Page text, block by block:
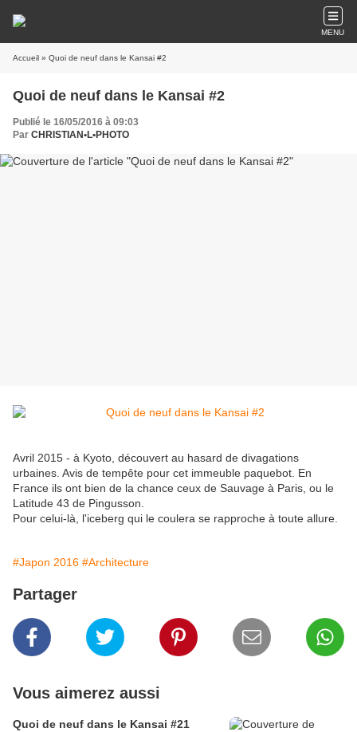
MENU
Accueil » Quoi de neuf dans le Kansai #2
Quoi de neuf dans le Kansai #2
Publié le 16/05/2016 à 09:03
Par CHRISTIAN•L•PHOTO
Avril 2015 - à Kyoto, découvert au hasard de divagations
urbaines. Avis de tempête pour cet immeuble paquebot. En
France ils ont bien de la chance ceux de Sauvage à Paris, ou le
Latitude 43 de Pingusson.
Pour celui-là, l'iceberg qui le coulera se rapproche à toute allure.
#Japon 2016 #Architecture
Partager
Vous aimerez aussi
Quoi de neuf dans le Kansai #21